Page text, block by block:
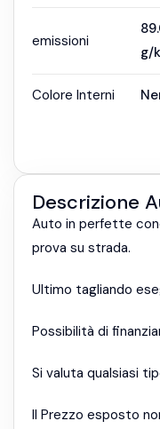
emissioni
g/
Colore Interni
Descrizione
Auto in perfette
prova su strada.
Ultimo tagliando
Possibilità di
Si valuta qualsiasi
Il Prezzo esposto